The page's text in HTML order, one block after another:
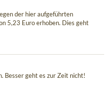
der hier aufgeführten
5,23 Euro erhoben. Dies geht
Besser geht es zur Zeit nicht!